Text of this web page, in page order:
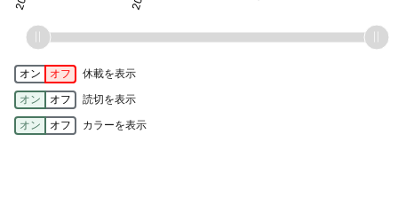
オン オフ 休載を表示
オン オフ 読切を表示
オン オフ カラーを表示